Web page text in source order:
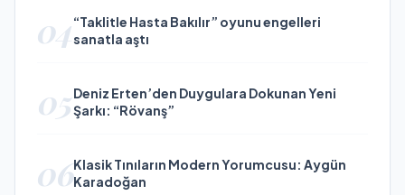
04“Taklitle Hasta Bakılır” oyunu engelleri
sanatla aştı
05Deniz Erten’den Duygulara Dokunan Yeni
Şarkı: “Rövanş”
06Klasik Tınıların Modern Yorumcusu: Aygün
Karadoğan